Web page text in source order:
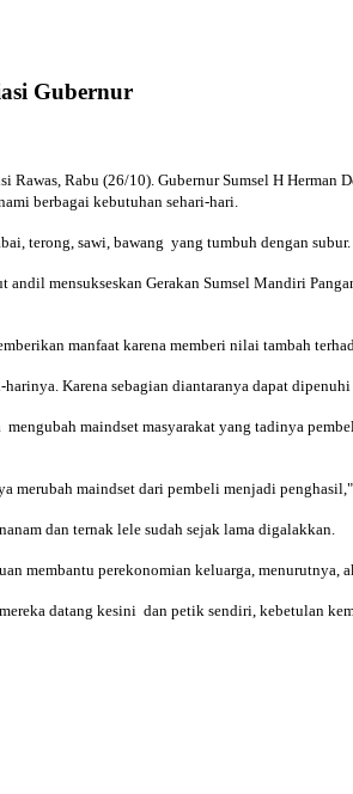
Gubernur
Rabu (26/10). Gubernur Sumsel H
berbagai kebutuhan sehari-hari.
terong, sawi, bawang yang tumbuh dengan
mensukseskan Gerakan Sumsel Mandiri
manfaat karena memberi nilai tambah
Karena sebagian diantaranya dapat
maindset masyarakat yang tadinya
merubah maindset dari pembeli menjadi
dan ternak lele sudah sejak lama digalakkan.
membantu perekonomian keluarga,
datang kesini dan petik sendiri, kebetulan